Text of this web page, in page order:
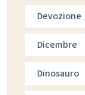
Devozione
Dicembre
Dinosauro